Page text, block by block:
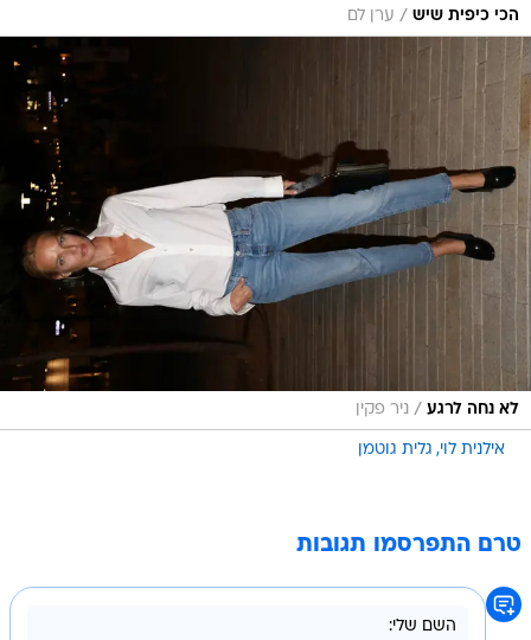
הכי כיפית שיש / ערן לם
לא נחה לרגע / ניר פקין
אילנית לוי גלית גוטמן
טרם התפרסמו תגובות